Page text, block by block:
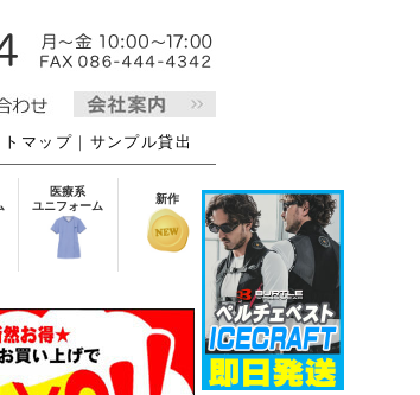
トマップ ｜ サンプル貸出
医療系
ユニフォーム
新作